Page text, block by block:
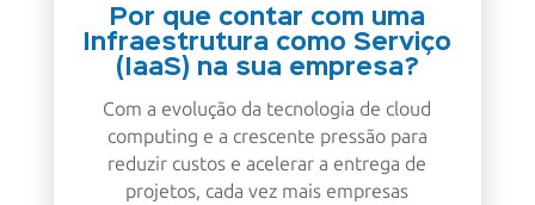
Por que contar com uma
Infraestrutura como Serviço
(IaaS) na sua empresa?
Com a evolução da tecnologia de cloud
computing e a crescente pressão para
reduzir custos e acelerar a entrega de
projetos, cada vez mais empresas